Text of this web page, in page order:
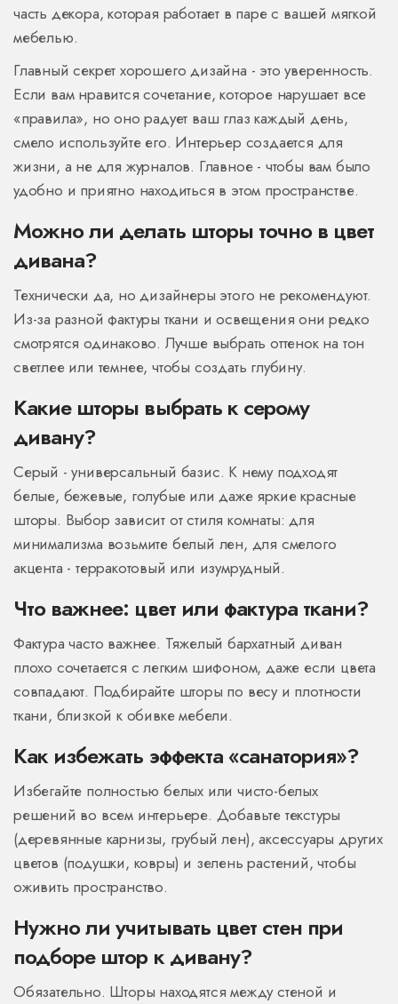
часть декора, которая работает в паре с вашей мягкой
мебелью.
Главный секрет хорошего дизайна - это уверенность.
Если вам нравится сочетание, которое нарушает все
«правила», но оно радует ваш глаз каждый день,
смело используйте его. Интерьер создается для
жизни, а не для журналов. Главное - чтобы вам было
удобно и приятно находиться в этом пространстве.
Можно ли делать шторы точно в цвет
дивана?
Технически да, но дизайнеры этого не рекомендуют.
Из-за разной фактуры ткани и освещения они редко
смотрятся одинаково. Лучше выбрать оттенок на тон
светлее или темнее, чтобы создать глубину.
Какие шторы выбрать к серому
дивану?
Серый - универсальный базис. К нему подходят
белые, бежевые, голубые или даже яркие красные
шторы. Выбор зависит от стиля комнаты: для
минимализма возьмите белый лен, для смелого
акцента - терракотовый или изумрудный.
Что важнее: цвет или фактура ткани?
Фактура часто важнее. Тяжелый бархатный диван
плохо сочетается с легким шифоном, даже если цвета
совпадают. Подбирайте шторы по весу и плотности
ткани, близкой к обивке мебели.
Как избежать эффекта «санатория»?
Избегайте полностью белых или чисто-белых
решений во всем интерьере. Добавьте текстуры
(деревянные карнизы, грубый лен), аксессуары других
цветов (подушки, ковры) и зелень растений, чтобы
оживить пространство.
Нужно ли учитывать цвет стен при
подборе штор к дивану?
Обязательно. Шторы находятся между стеной и